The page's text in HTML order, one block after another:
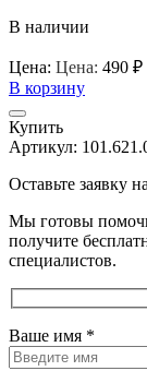
В наличии
Цена: Цена: 490 ₽
В корзину
Купить
Артикул:
Оставьте заявку
Мы готовы помочь
получите
специалистов.
Ваше имя *